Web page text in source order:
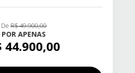
DeR$ 49.900,00
POR APENAS
44.900,00